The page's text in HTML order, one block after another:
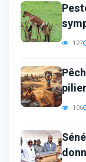
127
106